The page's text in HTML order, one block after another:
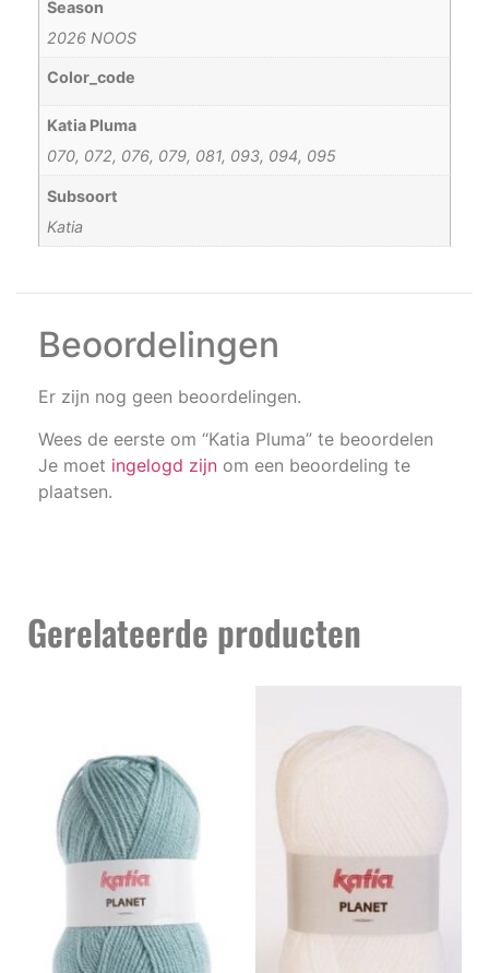
Season
2026 NOOS
Color_code
Katia Pluma
070, 072, 076, 079, 081, 093, 094, 095
Subsoort
Katia
Beoordelingen
Er zijn nog geen beoordelingen.
Wees de eerste om “Katia Pluma” te beoordelen
Je moet ingelogd zijn om een beoordeling te
plaatsen.
Gerelateerde producten